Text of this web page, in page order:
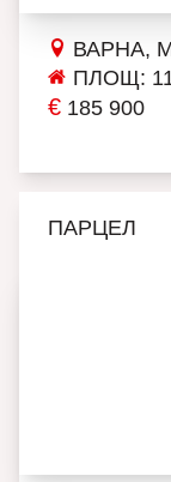
ВАРНА,
ПЛОЩ:
€ 185 900
ПАРЦЕЛ